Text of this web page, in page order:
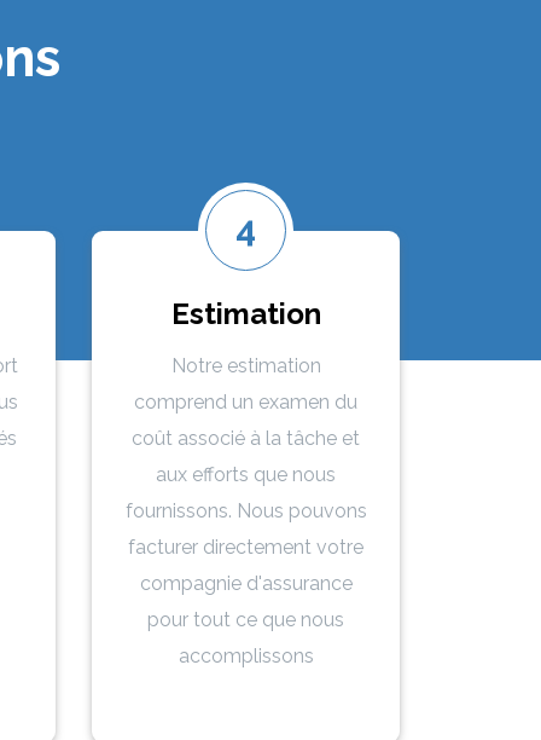
4
Estimation
Notre estimation
comprend un examen du
coût associé à la tâche et
aux efforts que nous
fournissons. Nous pouvons
facturer directement votre
compagnie d'assurance
pour tout ce que nous
accomplissons